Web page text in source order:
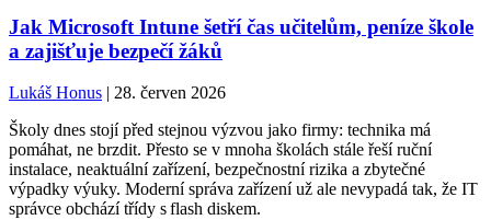
Jak Microsoft Intune šetří čas učitelům, peníze škole
a zajišťuje bezpečí žáků
Lukáš Honus | 28. červen 2026
Školy dnes stojí před stejnou výzvou jako firmy: technika má
pomáhat, ne brzdit. Přesto se v mnoha školách stále řeší ruční
instalace, neaktuální zařízení, bezpečnostní rizika a zbytečné
výpadky výuky. Moderní správa zařízení už ale nevypadá tak, že IT
správce obchází třídy s flash diskem.